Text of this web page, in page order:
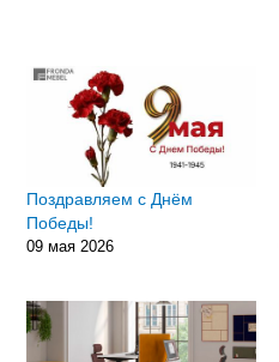
Поздравляем с Днём
Победы!
09 мая 2026